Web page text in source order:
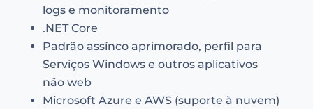
logs e monitoramento
.NET Core
Padrão assínco aprimorado, perfil para
Serviços Windows e outros aplicativos
não web
Microsoft Azure e AWS (suporte à nuvem)